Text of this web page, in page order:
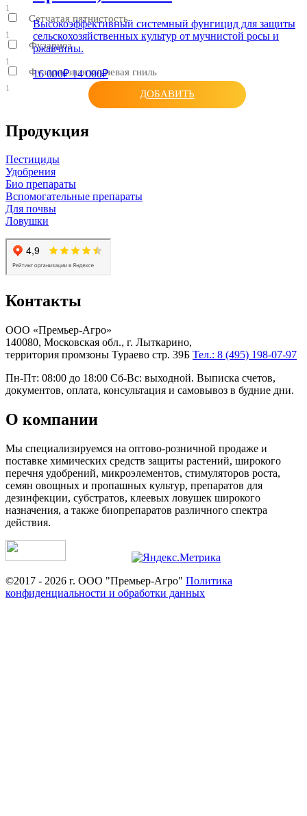
1
Сетчатая пятнистость
1
Фузариоз
1
Фузариозная корневая гниль
1
Высокоэффективный системный фунгицид для защиты
сельскохозяйственных культур от мучнистой росы и
ржавчины.
16 000₽ 14 000₽
ДОБАВИТЬ
Продукция
Пестициды
Удобрения
Био препараты
Вспомогательные препараты
Для почвы
Ловушки
Контакты
ООО «Премьер-Агро»
140080, Московская обл., г. Лыткарино,
территория промзоны Тураево стр. 39Б Тел.: 8 (495) 198-07-97
Пн-Пт: 08:00 до 18:00 Сб-Вс: выходной. Выписка счетов,
документов, оплата, консультация и самовывоз в будние дни.
О компании
Мы специализируемся на оптово-розничной продаже и
поставке химических средств защиты растений, широкого
перечня удобрений, микроэлементов, стимуляторов роста,
семян овощных и пропашных культур, препаратов для
дезинфекции, субстратов, клеевых ловушек широкого
назначения, а также биопрепаратов различного спектра
действия.
©2017 - 2026 г. ООО "Премьер-Агро" Политика
конфиденциальности и обработки данных